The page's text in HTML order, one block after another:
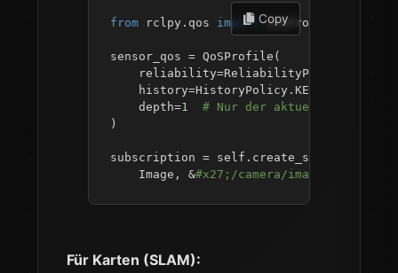
Copy
from rclpy . qos import QoSProfile
sensor_qos = QoSProfile (
    reliability
=ReliabilityPolicy
    history
=HistoryPolicy . KEEP_LAST
    depth
=1
# Nur der aktuellste
)
subscription = self . create_subscription
    Image
, &#x27;/camera/image&#x27;,
Für Karten (SLAM):